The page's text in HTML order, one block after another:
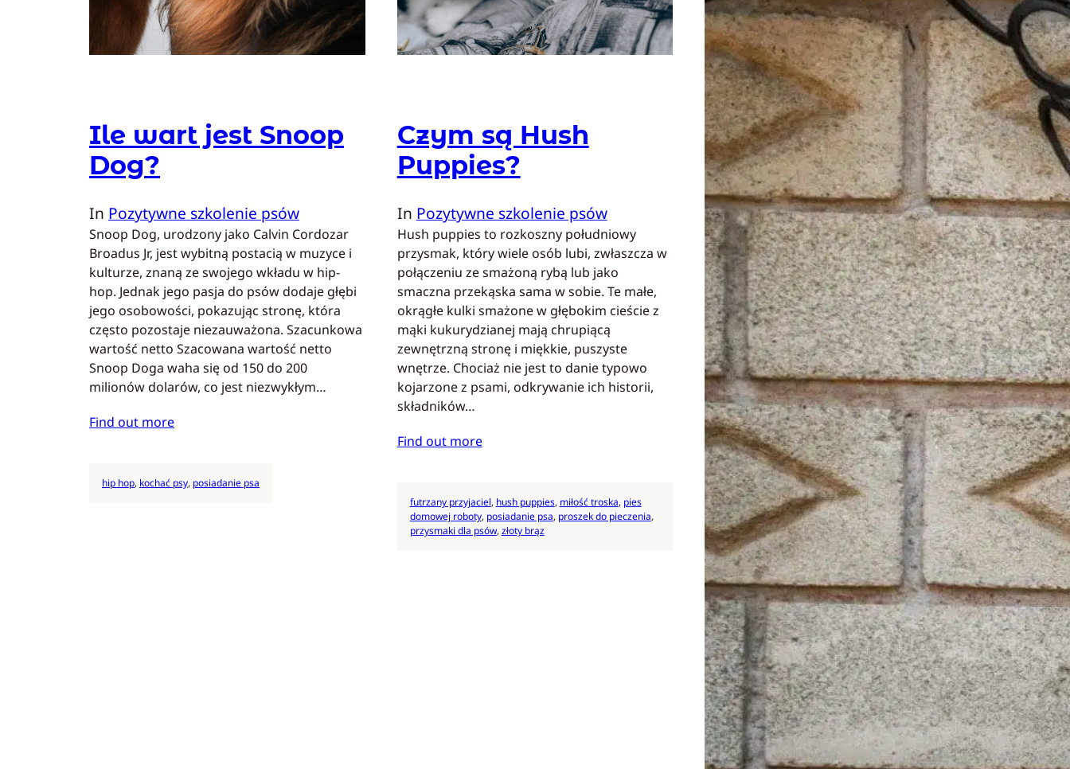
Ile wart jest Snoop
Dog?
In Pozytywne szkolenie psów
Snoop Dog, urodzony jako Calvin Cordozar
Broadus Jr, jest wybitną postacią w muzyce i
kulturze, znaną ze swojego wkładu w hip-
hop. Jednak jego pasja do psów dodaje głębi
jego osobowości, pokazując stronę, która
często pozostaje niezauważona. Szacunkowa
wartość netto Szacowana wartość netto
Snoop Doga waha się od 150 do 200
milionów dolarów, co jest niezwykłym…
Find out more
hip hop, kochać psy, posiadanie psa
Czym są Hush
Puppies?
In Pozytywne szkolenie psów
Hush puppies to rozkoszny południowy
przysmak, który wiele osób lubi, zwłaszcza w
połączeniu ze smażoną rybą lub jako
smaczna przekąska sama w sobie. Te małe,
okrągłe kulki smażone w głębokim cieście z
mąki kukurydzianej mają chrupiącą
zewnętrzną stronę i miękkie, puszyste
wnętrze. Chociaż nie jest to danie typowo
kojarzone z psami, odkrywanie ich historii,
składników…
Find out more
futrzany przyjaciel, hush puppies, miłość troska, pies
domowej roboty, posiadanie psa, proszek do pieczenia
przysmaki dla psów, złoty brąz